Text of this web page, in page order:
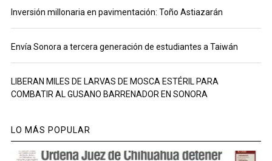
Inversión millonaria en pavimentación: Toño Astiazarán
Envía Sonora a tercera generación de estudiantes a Taiwán
LIBERAN MILES DE LARVAS DE MOSCA ESTÉRIL PARA
COMBATIR AL GUSANO BARRENADOR EN SONORA
LO MÁS POPULAR